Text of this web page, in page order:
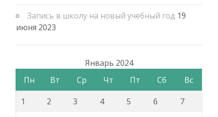
Запись в школу на новый учебный год 19
июня 2023
Январь 2024
Пн
Вт Ср Чт Пт Сб
Вс
1
2 3 4 5 6
7